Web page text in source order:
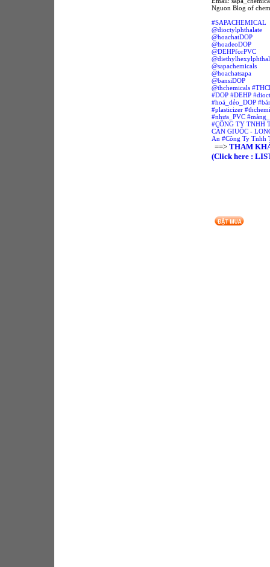
Nguon Blog of
#SAPACHEMICAL
@dioctylphthalate
@hoachatDOP
@hoadeoDOP
@DEHPforPVC
@sapachemicals
@hoachatsapa
@bansiDOP
@thchemicals
#DOP #DEHP
#hoá_dẻo_DOP
#plasticizer
#nhựa_PVC
#CÔNG TY TNHH
CẦN GIUỘC -
An #Công Ty Tnhh
==> THAM
(Click here :